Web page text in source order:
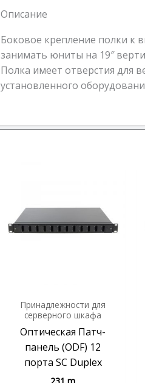
490x310
Описание
Боковое крепление полки к
занимать юниты на 19″
Полка имеет отверстия для
установленного
Принадлежности для
серверного шкафа
Оптическая Патч-
панель (ODF) 12
порта SC Duplex